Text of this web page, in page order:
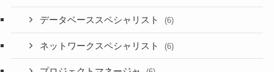
データベーススペシャリスト (6)
ネットワークスペシャリスト (6)